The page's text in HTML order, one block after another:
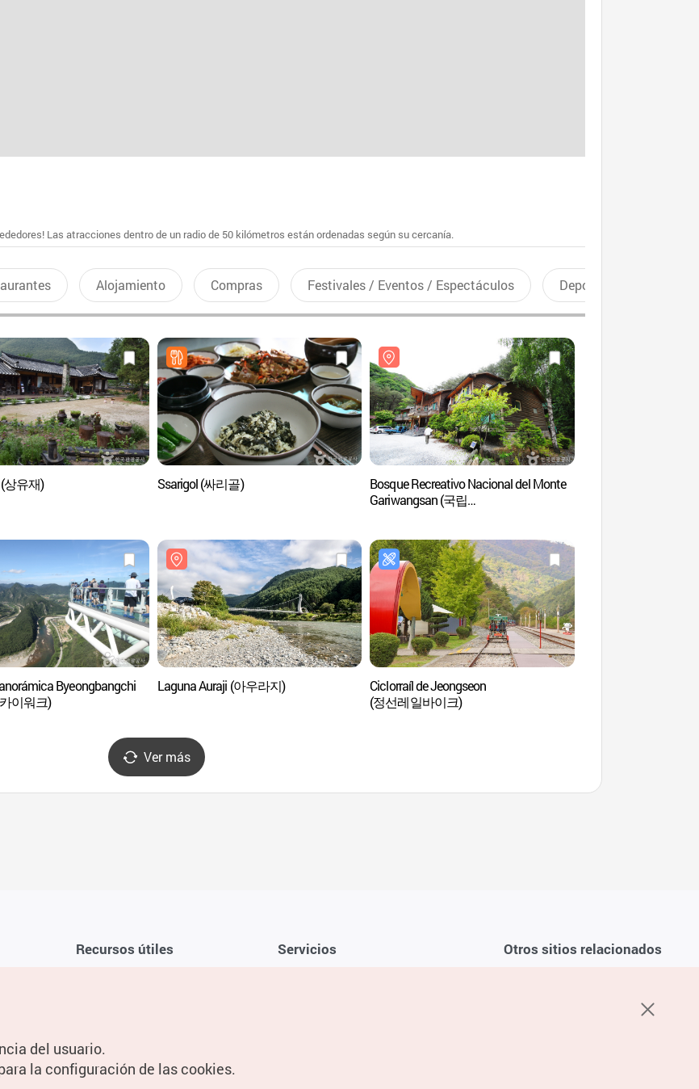
Las atracciones dentro de un radio de 50 kilómetros están ordenadas según su cercanía.
Alojamiento Compras Festivales / Eventos / Espectáculos Deportes recreativos
상유재) Ssarigol (싸리골)
Bosque Recreativo Nacional del Monte
Gariwangsan (국립
Byeongbangchi
이워크)
Laguna Auraji (아우라지)
Ciclorraíl de Jeongseon
(정선레일바이크)
Ver más
Recursos útiles
Guías digitales
Servicios Otros sitios relacionados
del usuario.
la configuración de las cookies.